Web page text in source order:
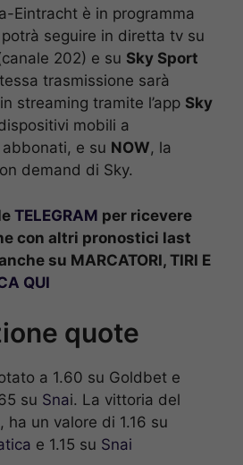
Eintracht è in programma
seguire in diretta tv su
202) e su Sky Sport
trasmissione sarà
streaming tramite l’app Sky
mobili a
e su NOW, la
demand di Sky.
TELEGRAM per ricevere
con altri pronostici last
su MARCATORI, TIRI E
QUI
quote
a 1.60 su Goldbet e
su Snai. La vittoria del
ha un valore di 1.16 su
e 1.15 su Snai